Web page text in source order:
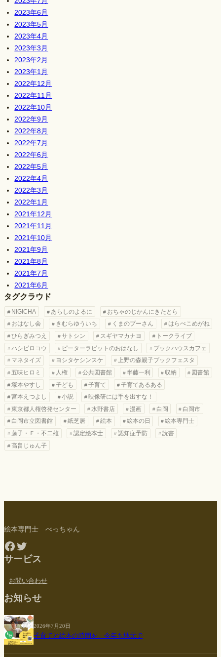
2023年6月
2023年5月
2023年4月
2023年3月
2023年2月
2023年1月
2022年12月
2022年11月
2022年10月
2022年9月
2022年8月
2022年7月
2022年6月
2022年5月
2022年4月
2022年3月
2022年1月
2021年12月
2021年11月
2021年10月
2021年9月
2021年8月
2021年7月
2021年6月
タグクラウド
NIGICHA あらしのよるに
おちゃのじかんにきたとら
おはなし会
きむらゆういち くまのプーさん
はらぺこめがね
ひらぎみつえ
サトシン スギヤマカナヨ
トークライブ
ハシビロコウ
ピーターラビットのおはなし
ブックハウスカフェ
マネタイズ
ヨシタケシンスケ
上野の森親子ブックフェスタ
五味ヒロミ
人権 公共図書館 半藤一利 収納
図書館
塚本やすし
子ども 子育て
子育てあるある
宮本えつよし
小説
映像研には手を出すな！
東京都人権啓発センター
水野書店 漫画 白岡
白岡市
白岡市立図書館
紙芝居 絵本 絵本の日
絵本専門士
藤子・Ｆ・不二雄
認定絵本士 認知症予防
読書
高畠じゅん子
絵本専門士 べっちゃん
Facebook
Twitter
サービス
お問い合わせ
お知らせ
2026年7月20日
子育てと絵本の時間を、今年も地元で